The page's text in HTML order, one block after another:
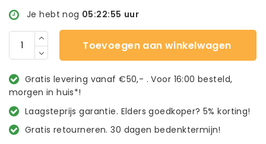
Je hebt nog 05:22:55 uur
Toevoegen aan winkelwagen
Gratis levering vanaf €50,- . Voor 16:00 besteld,
morgen in huis*!
Laagsteprijs garantie. Elders goedkoper? 5% korting!
Gratis retourneren. 30 dagen bedenktermijn!